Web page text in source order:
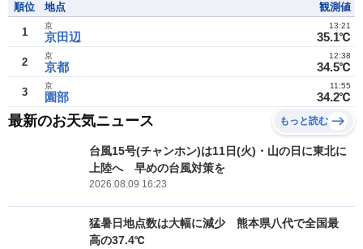
順位 地点 観測値
1 京田辺
京
35.1℃
13:21
2 京都
京
34.5℃
12:38
3 園部
京
34.2℃
11:55
最新のお天気ニュース もっと読む
台風15号(チャンホン)は11日(火)・山の日に東北に
上陸へ 早めの台風対策を
2026.08.09 16:23
猛暑日地点数は大幅に減少 熊本県八代で全国最
高の37.4℃